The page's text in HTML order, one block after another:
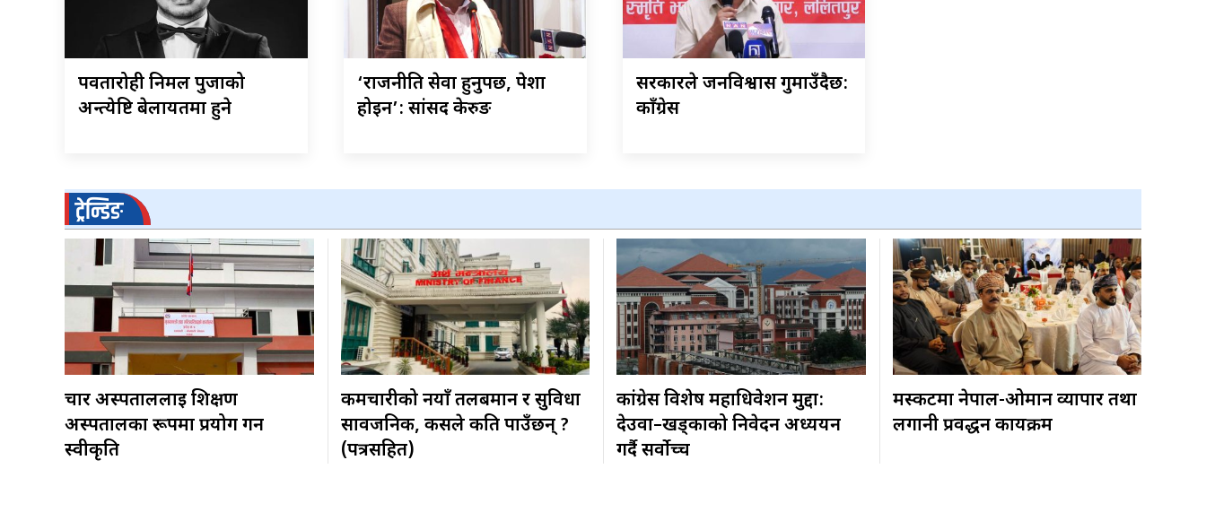
पर्वतारोही निर्मल पुर्जाको
अन्त्येष्टि बेलायतमा हुने
‘राजनीति सेवा हुनुपर्छ, पेशा
होइन’: सांसद केरुङ
सरकारले जनविश्वास गुमाउँदैछ:
काँग्रेस
ट्रेन्डिङ
चार अस्पताललाई शिक्षण
अस्पतालका रूपमा प्रयोग गर्न
स्वीकृति
कर्मचारीको नयाँ तलबमान र सुविधा
सार्वजनिक, कसले कति पाउँछन् ?
(पत्रसहित)
कांग्रेस विशेष महाधिवेशन मुद्दा:
देउवा–खड्काको निवेदन अध्ययन
गर्दै सर्वोच्च
मस्कटमा नेपाल-ओमान व्यापार तथा
लगानी प्रवर्द्धन कार्यक्रम